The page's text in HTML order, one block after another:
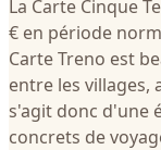
La Carte Cinque
€ en période
Carte Treno est
entre les villages,
s'agit donc d'une
concrets de